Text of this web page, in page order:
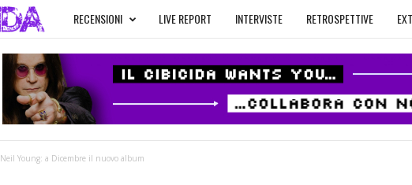
l
C
RECENSIONI LIVE REPORT INTERVISTE RETROSPETTIVE
Neil Young: a Dicembre il nuovo album